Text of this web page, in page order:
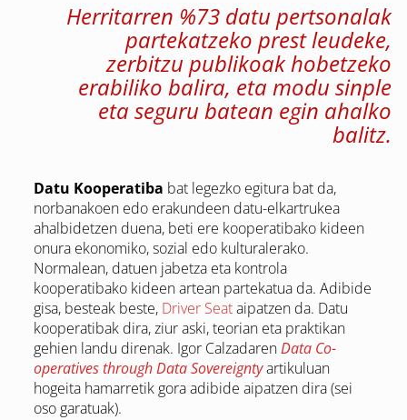
Herritarren %73 datu pertsonalak
partekatzeko prest leudeke,
zerbitzu publikoak hobetzeko
erabiliko balira, eta modu sinple
eta seguru batean egin ahalko
balitz.
Datu Kooperatiba bat legezko egitura bat da,
norbanakoen edo erakundeen datu-elkartrukea
ahalbidetzen duena, beti ere kooperatibako kideen
onura ekonomiko, sozial edo kulturalerako.
Normalean, datuen jabetza eta kontrola
kooperatibako kideen artean partekatua da. Adibide
gisa, besteak beste, Driver Seataipatzen da. Datu
kooperatibak dira, ziur aski, teorian eta praktikan
gehien landu direnak. Igor CalzadarenData Co-
operatives through Data Sovereigntyartikuluan
hogeita hamarretik gora adibide aipatzen dira (sei
oso garatuak).